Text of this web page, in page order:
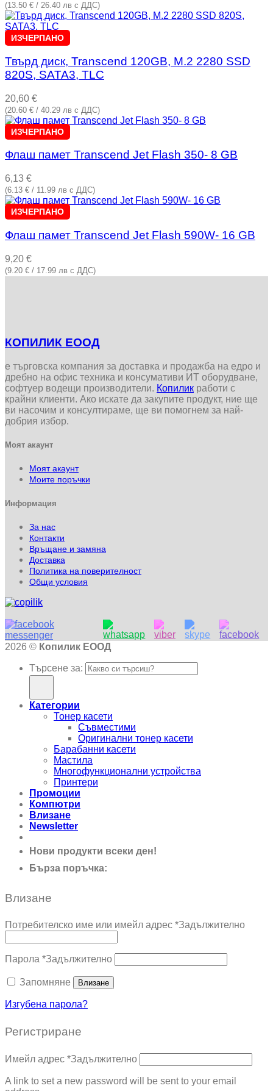
(13.50 € / 26.40 лв с ДДС)
ИЗЧЕРПАНО
Твърд диск, Transcend 120GB, M.2 2280 SSD
820S, SATA3, TLC
20,60 €
(20.60 € / 40.29 лв с ДДС)
ИЗЧЕРПАНО
Флаш памет Transcend Jet Flash 350- 8 GB
6,13 €
(6.13 € / 11.99 лв с ДДС)
ИЗЧЕРПАНО
Флаш памет Transcend Jet Flash 590W- 16 GB
9,20 €
(9.20 € / 17.99 лв с ДДС)
КОПИЛИК ЕООД
е търговска компания за доставка и продажба на едро и
дребно на офис техника и консумативи ИТ оборудване,
софтуер водещи производители. Копилик работи с
крайни клиенти. Ако искате да закупите продукт, ние ще
ви насочим и консултираме, ще ви помогнем за най-
добрия избор.
Моят акаунт
Моят акаунт
Моите поръчки
Информация
За нас
Контакти
Връщане и замяна
Доставка
Политика на поверителност
Общи условия
2026 © Копилик ЕООД
Търсене за:
Категории
Тонер касети
Съвместими
Оригинални тонер касети
Барабанни касети
Мастила
Многофункционални устройства
Принтери
Промоции
Компютри
Влизане
Newsletter
Нови продукти всеки ден!
Бърза поръчка:
Влизане
Потребителско име или имейл адрес *Задължително
Парола *Задължително
Запомняне Влизане
Изгубена парола?
Регистриране
Имейл адрес *Задължително
A link to set a new password will be sent to your email